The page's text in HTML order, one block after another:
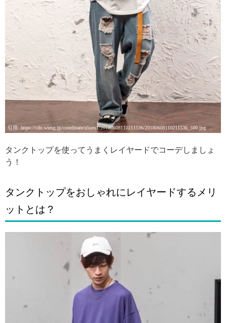
引用: https://cdn.wimg.jp/coordinate/z5ueu1/20180608110211536/20180608110211536_500.jpg
タンクトップを使ってうまくレイヤードでコーデしましょ
う！
タンクトップをおしゃれにレイヤードするメリ
ットとは？